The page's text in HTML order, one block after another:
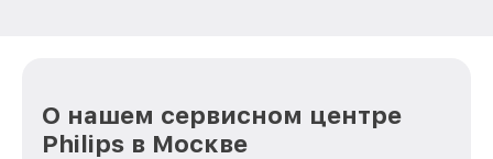
О нашем сервисном центре
Philips в Москве